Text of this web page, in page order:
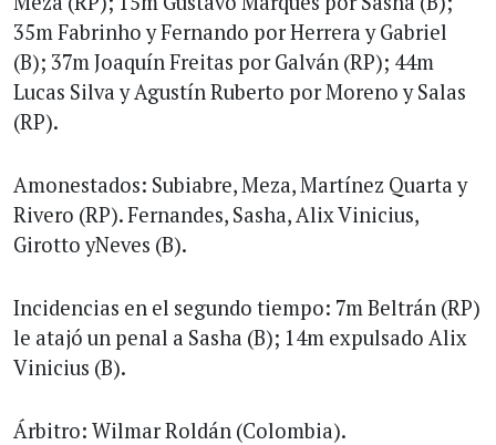
35m Fabrinho y Fernando por Herrera y Gabriel
(B); 37m Joaquín Freitas por Galván (RP); 44m
Lucas Silva y Agustín Ruberto por Moreno y Salas
(RP).
Amonestados: Subiabre, Meza, Martínez Quarta y
Rivero (RP). Fernandes, Sasha, Alix Vinicius,
Girotto yNeves (B).
Incidencias en el segundo tiempo: 7m Beltrán (RP)
le atajó un penal a Sasha (B); 14m expulsado Alix
Vinicius (B).
Árbitro: Wilmar Roldán (Colombia).